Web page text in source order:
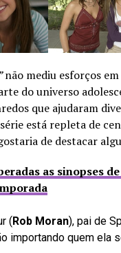
não mediu esforços
do universo
que ajudaram
está repleta de
de destacar
as sinopses
(Rob Moran), pai de
importando quem ela